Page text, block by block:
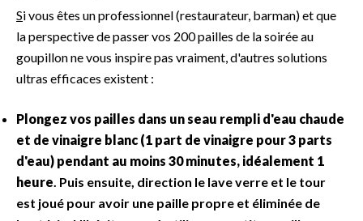
Si vous êtes un professionnel (restaurateur, barman) et que
la perspective de passer vos 200 pailles de la soirée au
goupillon ne vous inspire pas vraiment, d'autres solutions
ultras efficaces existent :
Plongez vos pailles dans un seau rempli d'eau chaude
et de vinaigre blanc (1 part de vinaigre pour 3 parts
d'eau) pendant au moins 30 minutes, idéalement 1
heure. Puis ensuite, direction le lave verre et le tour
est joué pour avoir une paille propre et éliminée de